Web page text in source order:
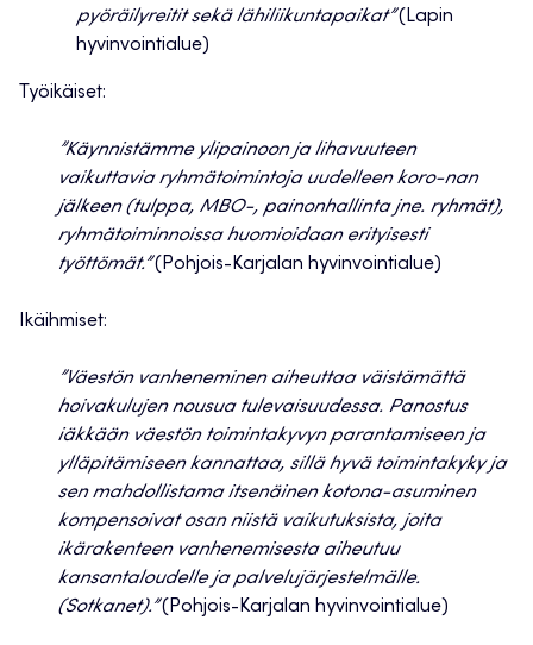
pyöräilyreitit sekä lähiliikuntapaikat”(Lapin
hyvinvointialue)
Työikäiset:
”Käynnistämme ylipainoon ja lihavuuteen
vaikuttavia ryhmätoimintoja uudelleen koro-nan
jälkeen (tulppa, MBO-, painonhallinta jne. ryhmät),
ryhmätoiminnoissa huomioidaan erityisesti
työttömät.”(Pohjois-Karjalan hyvinvointialue)
Ikäihmiset:
”Väestön vanheneminen aiheuttaa väistämättä
hoivakulujen nousua tulevaisuudessa. Panostus
iäkkään väestön toimintakyvyn parantamiseen ja
ylläpitämiseen kannattaa, sillä hyvä toimintakyky ja
sen mahdollistama itsenäinen kotona-asuminen
kompensoivat osan niistä vaikutuksista, joita
ikärakenteen vanhenemisesta aiheutuu
kansantaloudelle ja palvelujärjestelmälle.
(Sotkanet).”(Pohjois-Karjalan hyvinvointialue)